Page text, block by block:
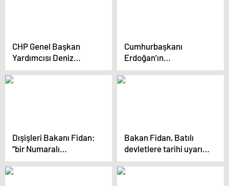
CHP Genel Başkan
Yardımcısı Deniz
Yücel: Türkiye İttifakı
31 Mart 2024 Yerel
Cumhurbaşkanı
Erdoğan’ın
Dolmabahçe’de
Heniyye ile görüşmesi
Dışişleri Bakanı Fidan:
“bir Numaralı
Önceliğimiz İsrail
İşgalinin Sona Ermesi
Bakan Fidan, Batılı
devletlere tarihi uyarı:
Filistinlilerin hak ettiği
devlet verilmezse